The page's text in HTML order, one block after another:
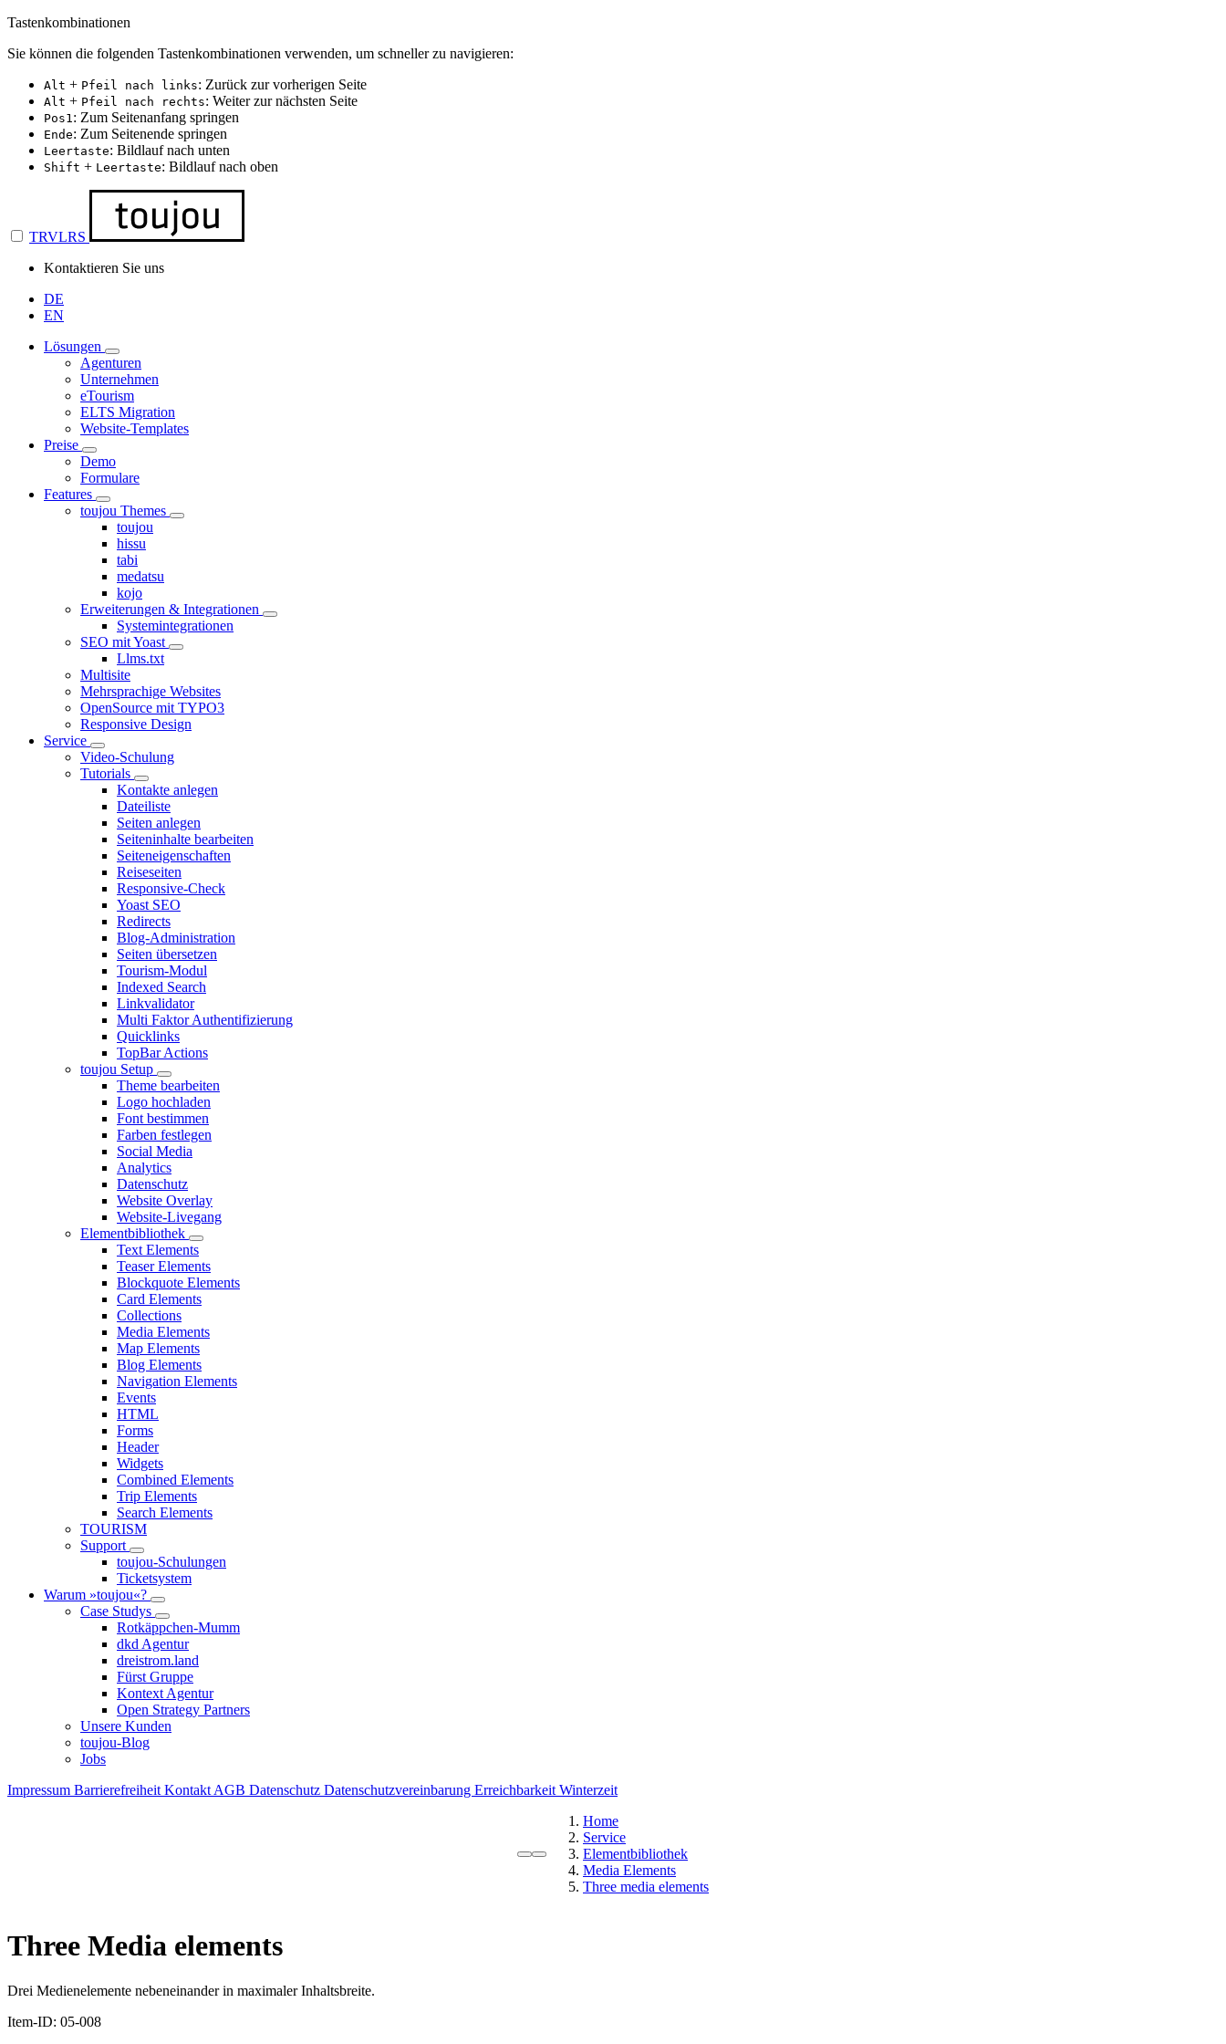
Tastenkombinationen
Sie können die folgenden Tastenkombinationen verwenden, um schneller zu navigieren:
Alt + Pfeil nach links: Zurück zur vorherigen Seite
Alt + Pfeil nach rechts: Weiter zur nächsten Seite
Pos1: Zum Seitenanfang springen
Ende: Zum Seitenende springen
Leertaste: Bildlauf nach unten
Shift + Leertaste: Bildlauf nach oben
TRVLRS
Kontaktieren Sie uns
DE
EN
Lösungen
Agenturen
Unternehmen
eTourism
ELTS Migration
Website-Templates
Preise
Demo
Formulare
Features
toujou Themes
toujou
hissu
tabi
medatsu
kojo
Erweiterungen & Integrationen
Systemintegrationen
SEO mit Yoast
Llms.txt
Multisite
Mehrsprachige Websites
OpenSource mit TYPO3
Responsive Design
Service
Video-Schulung
Tutorials
Kontakte anlegen
Dateiliste
Seiten anlegen
Seiteninhalte bearbeiten
Seiteneigenschaften
Reiseseiten
Responsive-Check
Yoast SEO
Redirects
Blog-Administration
Seiten übersetzen
Tourism-Modul
Indexed Search
Linkvalidator
Multi Faktor Authentifizierung
Quicklinks
TopBar Actions
toujou Setup
Theme bearbeiten
Logo hochladen
Font bestimmen
Farben festlegen
Social Media
Analytics
Datenschutz
Website Overlay
Website-Livegang
Elementbibliothek
Text Elements
Teaser Elements
Blockquote Elements
Card Elements
Collections
Media Elements
Map Elements
Blog Elements
Navigation Elements
Events
HTML
Forms
Header
Widgets
Combined Elements
Trip Elements
Search Elements
TOURISM
Support
toujou-Schulungen
Ticketsystem
Warum »toujou«?
Case Studys
Rotkäppchen-Mumm
dkd Agentur
dreistrom.land
Fürst Gruppe
Kontext Agentur
Open Strategy Partners
Unsere Kunden
toujou-Blog
Jobs
Impressum Barrierefreiheit Kontakt AGB Datenschutz Datenschutzvereinbarung Erreichbarkeit Winterzeit
Home
Service
Elementbibliothek
Media Elements
Three media elements
Three Media elements
Drei Medienelemente nebeneinander in maximaler Inhaltsbreite.
Item-ID: 05-008